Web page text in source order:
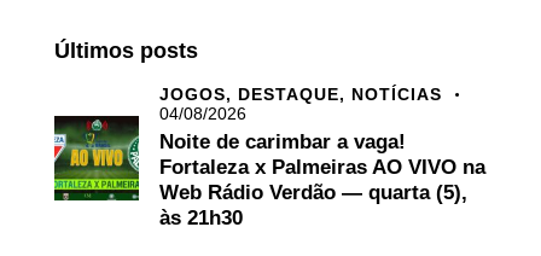
Últimos posts
JOGOS, DESTAQUE, NOTÍCIAS
04/08/2026
Noite de carimbar a vaga!
Fortaleza x Palmeiras AO VIVO na
Web Rádio Verdão — quarta (5),
às 21h30